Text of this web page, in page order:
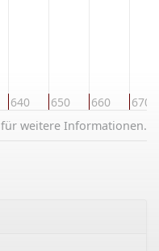
640 650 660 670
weitere Informationen.